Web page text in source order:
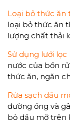
Loại bỏ thức ăn
loại bỏ thức ăn
lượng chất thải
Sử dụng lưới lọc
nước của bồn
thức ăn, ngăn
Rửa sạch dầu
đường ống và
bỏ dầu mỡ trên